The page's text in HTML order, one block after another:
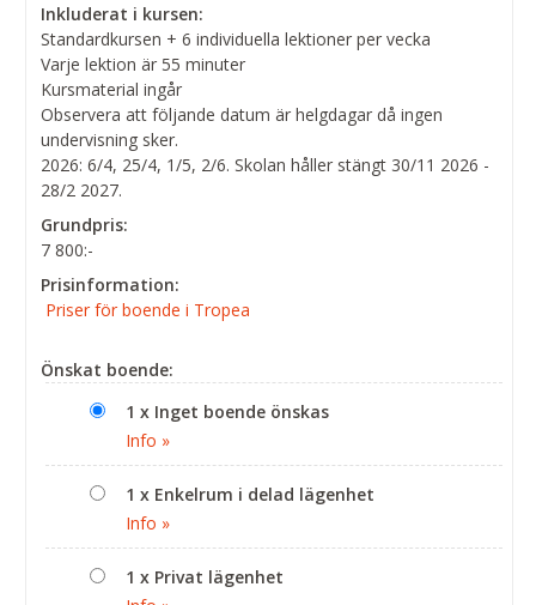
Inkluderat i kursen:
Standardkursen + 6 individuella lektioner per vecka
Varje lektion är 55 minuter
Kursmaterial ingår
Observera att följande datum är helgdagar då ingen
undervisning sker.
2026: 6/4, 25/4, 1/5, 2/6. Skolan håller stängt 30/11 2026 -
28/2 2027.
Grundpris:
7 800:-
Prisinformation:
Priser för boende i Tropea
Önskat boende:
1 x Inget boende önskas
Info »
1 x Enkelrum i delad lägenhet
Info »
1 x Privat lägenhet